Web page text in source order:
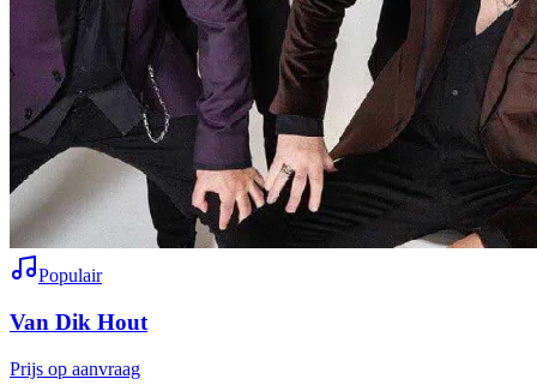
Populair
Van Dik Hout
Prijs op aanvraag